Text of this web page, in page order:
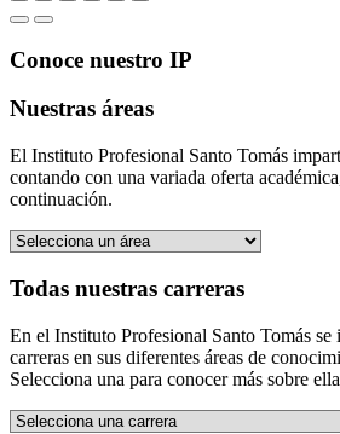
Conoce nuestro IP
Nuestras áreas
El Instituto Profesional Santo Tomás
contando con una variada oferta
continuación.
Selecciona un área académica
Todas nuestras carreras
En el Instituto Profesional Santo Tomás se
carreras en sus diferentes áreas de
Selecciona una para conocer más sobre
Selecciona una carrera